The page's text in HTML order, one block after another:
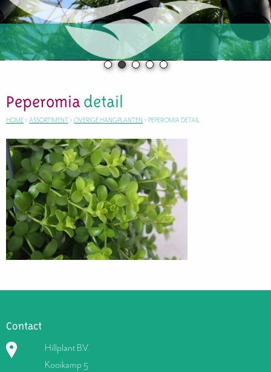
Peperomiadetail
HOME > ASSORTIMENT > OVERIGE HANGPLANTEN > PEPEROMIA DETAIL
Contact
Hillplant B.V.
Kooikamp 5